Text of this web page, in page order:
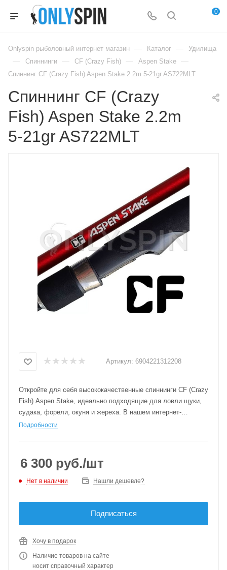
0
Onlyspin рыболовный интернет магазин — Каталог — Удилища
— Спиннинги — CF (Crazy Fish) — Aspen Stake —
Спиннинг CF (Crazy Fish) Aspen Stake 2.2m 5-21gr AS722MLT
Спиннинг CF (Crazy
Fish) Aspen Stake 2.2m
5-21gr AS722MLT
Артикул: 6904221312208
Откройте для себя высококачественные спиннинги CF (Crazy
Fish) Aspen Stake, идеально подходящие для ловли щуки,
судака, форели, окуня и жереха. В нашем интернет-
магазине вы найдете широкий ассортимент удилищ с
доставкой курьером по Москве и наслаждайтесь успешной
рыбалкой!
Подробности
6 300 руб./шт
Нет в наличии Нашли дешевле?
Подписаться
Хочу в подарок
Наличие товаров на сайте
носит справочный характер